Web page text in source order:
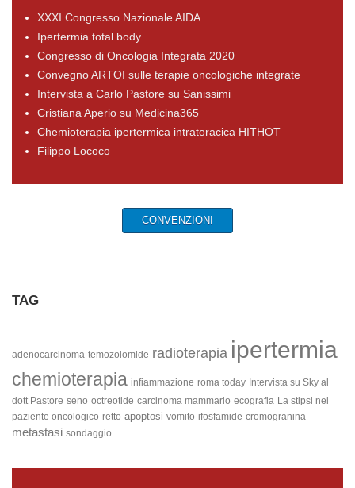
XXXI Congresso Nazionale AIDA
Ipertermia total body
Congresso di Oncologia Integrata 2020
Convegno ARTOI sulle terapie oncologiche integrate
Intervista a Carlo Pastore su Sanissimi
Cristiana Aperio su Medicina365
Chemioterapia ipertermica intratoracica HITHOT
Filippo Lococo
CONVENZIONI
TAG
adenocarcinoma temozolomide radioterapia ipertermia
chemioterapia infiammazione roma today Intervista su Sky al
dott Pastore seno octreotide carcinoma mammario ecografia La stipsi nel
paziente oncologico retto apoptosi vomito ifosfamide cromogranina
metastasi sondaggio